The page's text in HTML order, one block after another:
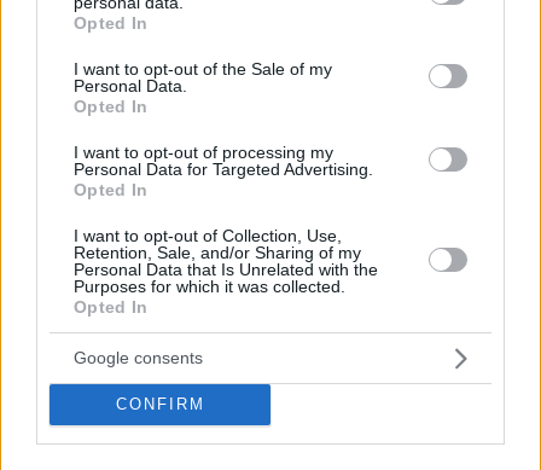
grant or deny consent to Google and its third-party tags to
use your data for below specified purposes in below Google
consent section.
Opted In
I want to opt-out of the Sale of my
Personal Data.
Opted In
I want to opt-out of processing my
Personal Data for Targeted Advertising.
Opted In
I want to opt-out of Collection, Use,
Retention, Sale, and/or Sharing of my
Personal Data that Is Unrelated with the
Purposes for which it was collected.
Opted In
Google consents
CONFIRM